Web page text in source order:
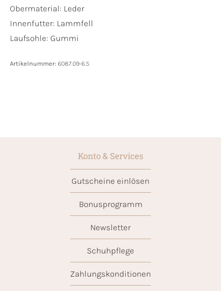
Obermaterial: Leder
Innenfutter: Lammfell
Laufsohle: Gummi
Artikelnummer: 6087.09-6.5
Konto & Services
Gutscheine einlösen
Bonusprogramm
Newsletter
Schuhpflege
Zahlungskonditionen